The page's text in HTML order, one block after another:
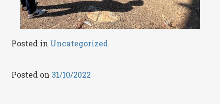
Posted in Uncategorized
Posted on 31/10/2022